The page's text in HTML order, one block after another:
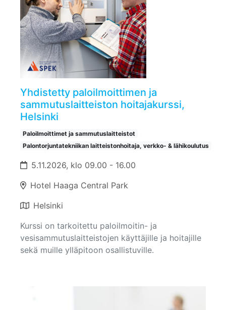
Yhdistetty paloilmoittimen ja
sammutuslaitteiston hoitajakurssi,
Helsinki
Paloilmoittimet ja sammutuslaitteistot
Palontorjuntatekniikan laitteistonhoitaja, verkko- & lähikoulutus
5.11.2026, klo 09.00 - 16.00
Hotel Haaga Central Park
Helsinki
Kurssi on tarkoitettu paloilmoitin- ja
vesisammutuslaitteistojen käyttäjille ja hoitajille
sekä muille ylläpitoon osallistuville.